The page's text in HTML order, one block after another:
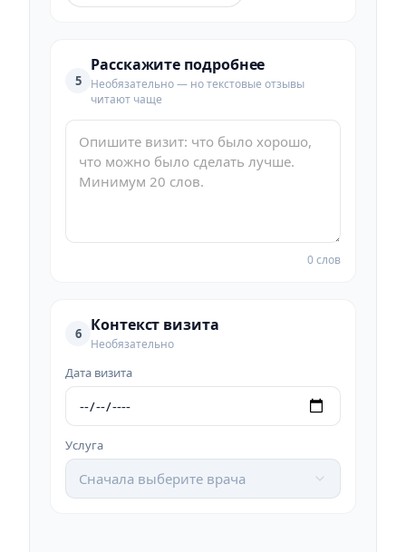
5
Расскажите подробнее
Необязательно — но текстовые отзывы
читают чаще
0 слов
6 Контекст визита
Необязательно
Дата визита
Услуга
Сначала выберите врача